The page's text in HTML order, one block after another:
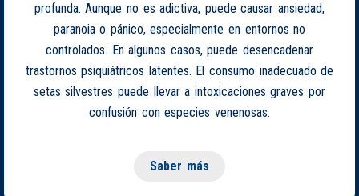
profunda. Aunque no es adictiva, puede causar ansiedad,
paranoia o pánico, especialmente en entornos no
controlados. En algunos casos, puede desencadenar
trastornos psiquiátricos latentes. El consumo inadecuado de
setas silvestres puede llevar a intoxicaciones graves por
confusión con especies venenosas.
Saber más